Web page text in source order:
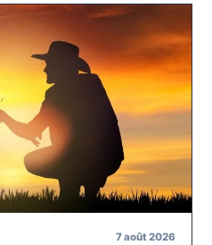
7 août 2026